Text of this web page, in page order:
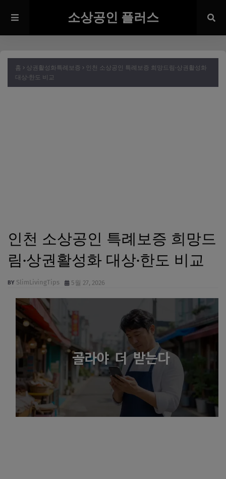
소상공인 플러스
홈 상권활성화특례보증
인천 소상공인 특례보증 희망드림·상권활성화
대상·한도 비교
인천 소상공인 특례보증 희망드
림·상권활성화 대상·한도 비교
SlimLivingTips 5월 27, 2026